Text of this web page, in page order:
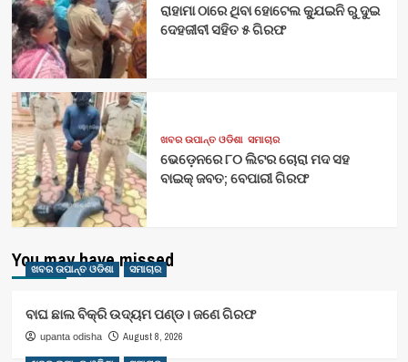
ରାହାମା ଠାରେ ଥିବା ହୋଟେଲ କ୍ଯୁଇନି ରୁ ଦୁଇ
ଦେହଜୀବୀ ସହିତ ୫ ଗିରଫ
ଖବର ଉପାନ୍ତ ଓଡିଶା ସମାଚାର
ଭେଡ଼େନରେ ୮୦ ଲିଟର ଚୋରା ମଦ ସହ
ବାଇକ୍ ଜବତ; ବେପାରୀ ଗିରଫ
You may have missed
ଖବର ଉପାନ୍ତ ଓଡିଶା ସମାଚାର
ବାଘ ଛାଲ ବିକ୍ରି ଉଦ୍ୟମ ପଣ୍ଡ। ଜଣେ ଗିରଫ
upanta odisha August 8, 2026